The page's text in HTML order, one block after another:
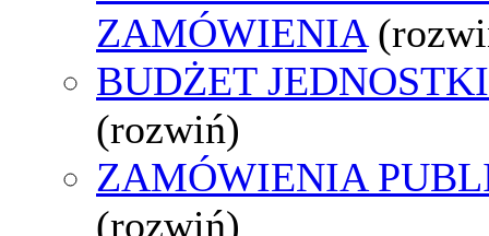
ZAMÓWIENIA
BUDŻET JEDNOSTKI
(rozwiń)
ZAMÓWIENIA
(rozwiń)